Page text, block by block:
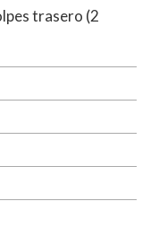
trasero (2